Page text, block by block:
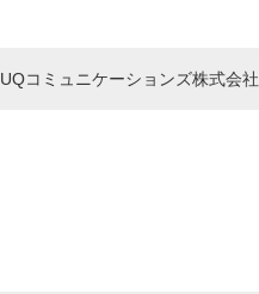
UQコミュニケーションズ株式会社